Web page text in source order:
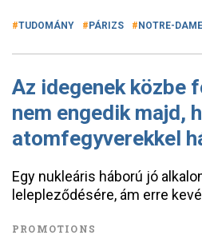
TUDOMÁNY PÁRIZS NOTRE-DAME
Az idegenek közbe
nem engedik majd,
atomfegyverekkel
Egy nukleáris háború jó
lelepleződésére, ám erre
PROMOTIONS